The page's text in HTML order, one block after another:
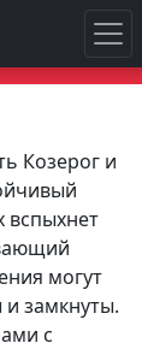
Козерог и
вспыхнет
могут
замкнуты.
с